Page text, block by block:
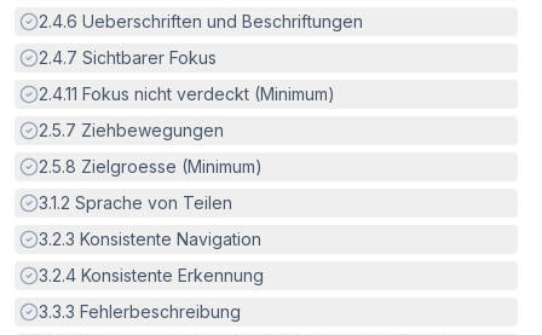
Erfüllt:
2.4.6 Ueberschriften und Beschriftungen
Erfüllt:
2.4.7 Sichtbarer Fokus
Erfüllt:
2.4.11 Fokus nicht verdeckt (Minimum)
Erfüllt:
2.5.7 Ziehbewegungen
Erfüllt:
2.5.8 Zielgroesse (Minimum)
Erfüllt:
3.1.2 Sprache von Teilen
Erfüllt:
3.2.3 Konsistente Navigation
Erfüllt:
3.2.4 Konsistente Erkennung
Erfüllt:
3.3.3 Fehlerbeschreibung